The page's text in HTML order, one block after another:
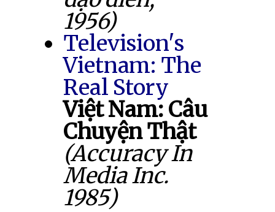
1956)
Television's
Vietnam: The
Real Story
Việt Nam: Câu
Chuyện Thật
(Accuracy In
Media Inc.
1985)